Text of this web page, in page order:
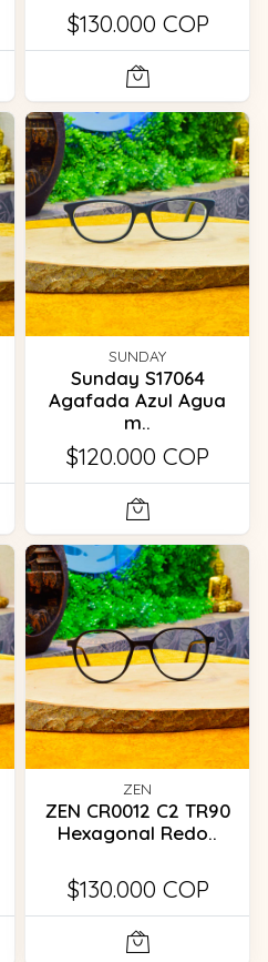
$130.000 COP
SUNDAY
Sunday S17064
Agafada Azul Agua
m..
$120.000 COP
ZEN
ZEN CR0012 C2 TR90
Hexagonal Redo..
$130.000 COP